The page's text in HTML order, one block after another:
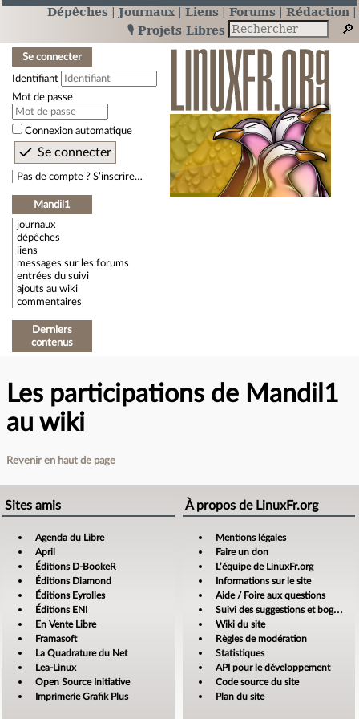
Dépêches Journaux Liens Forums
Rédaction
🎙️ Projets Libres
Se connecter
Identifiant
Mot de passe
Connexion automatique
Pas de compte ? S’inscrire…
Mandil1
journaux
dépêches
liens
messages sur les forums
entrées du suivi
ajouts au wiki
commentaires
Derniers
contenus
Les participations de Mandil1
au wiki
Revenir en haut de page
Sites amis
Agenda du Libre
April
Éditions D-BookeR
Éditions Diamond
Éditions Eyrolles
Éditions ENI
En Vente Libre
Framasoft
La Quadrature du Net
Lea-Linux
Open Source Initiative
Imprimerie Grafik Plus
À propos de LinuxFr.org
Mentions légales
Faire un don
L’équipe de LinuxFr.org
Informations sur le site
Aide / Foire aux questions
Suivi des suggestions et bogues
Wiki du site
Règles de modération
Statistiques
API pour le développement
Code source du site
Plan du site